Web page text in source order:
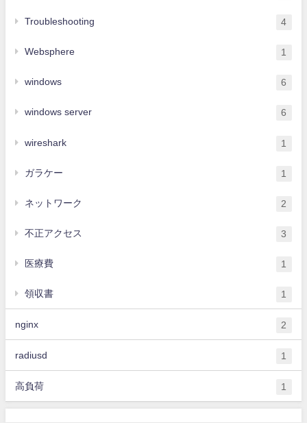
Troubleshooting 4
Websphere 1
windows 6
windows server 6
wireshark 1
ガラケー 1
ネットワーク 2
不正アクセス 3
医療費 1
領収書 1
nginx 2
radiusd 1
高負荷 1